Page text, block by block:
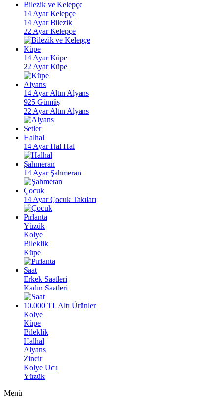
Bilezik ve Kelepçe
14 Ayar Kelepçe
14 Ayar Bilezik
22 Ayar Kelepçe
Küpe
14 Ayar Küpe
22 Ayar Küpe
Alyans
14 Ayar Altın Alyans
925 Gümüş
22 Ayar Altın Alyans
Setler
Halhal
14 Ayar Hal Hal
Şahmeran
14 Ayar Şahmeran
Çocuk
14 Ayar Çocuk Takıları
Pırlanta
Yüzük
Kolye
Bileklik
Küpe
Saat
Erkek Saatleri
Kadın Saatleri
10.000 TL Altı Ürünler
Kolye
Küpe
Bileklik
Halhal
Alyans
Zincir
Kolye Ucu
Yüzük
Menü